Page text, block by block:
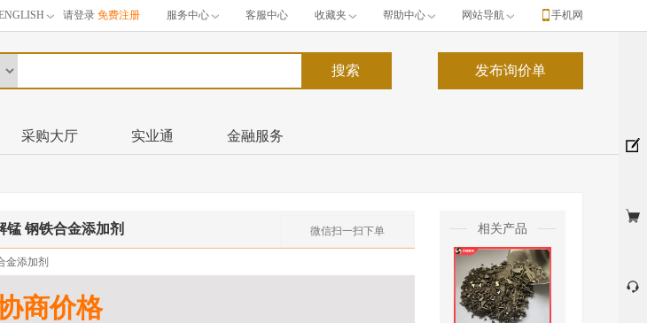
请登录 免费注册 服务中心 客服中心 收藏夹 帮助中心 网站导航 手机网
采购大厅 实业通 金融服务
锰 钢铁合金添加剂 微信扫一扫下单
金添加剂
商价格
相关产品